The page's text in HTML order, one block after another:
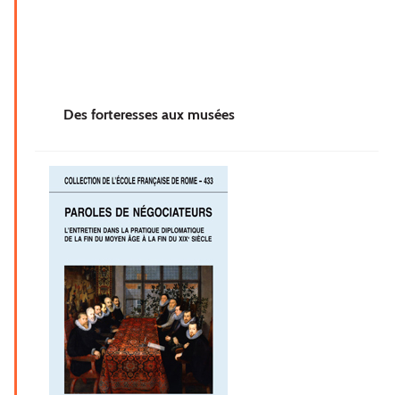
Des forteresses aux musées